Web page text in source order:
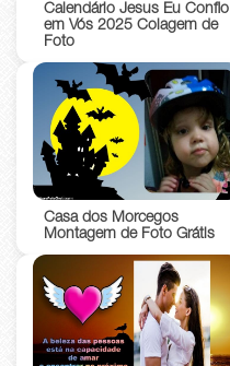
Calendário Jesus Eu Confio
em Vós 2025 Colagem de
Foto
Casa dos Morcegos
Montagem de Foto Grátis